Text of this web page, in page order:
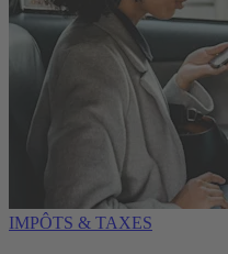
IMPÔTS & TAXES